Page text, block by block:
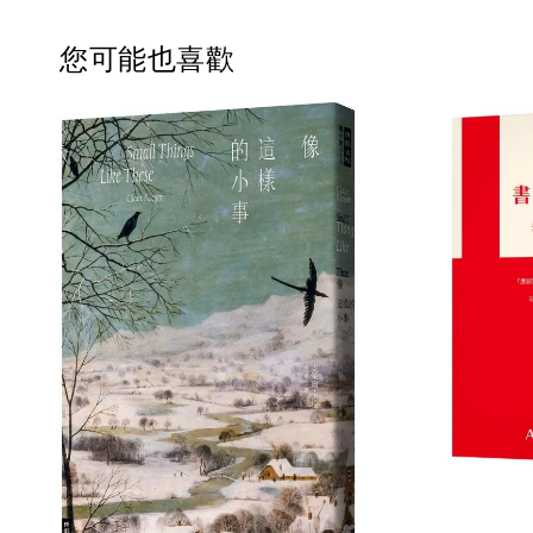
您可能也喜歡